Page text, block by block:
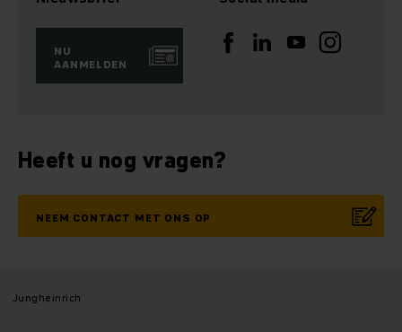
NU
AANMELDEN
Heeft u nog vragen?
NEEM CONTACT MET ONS OP
Jungheinrich